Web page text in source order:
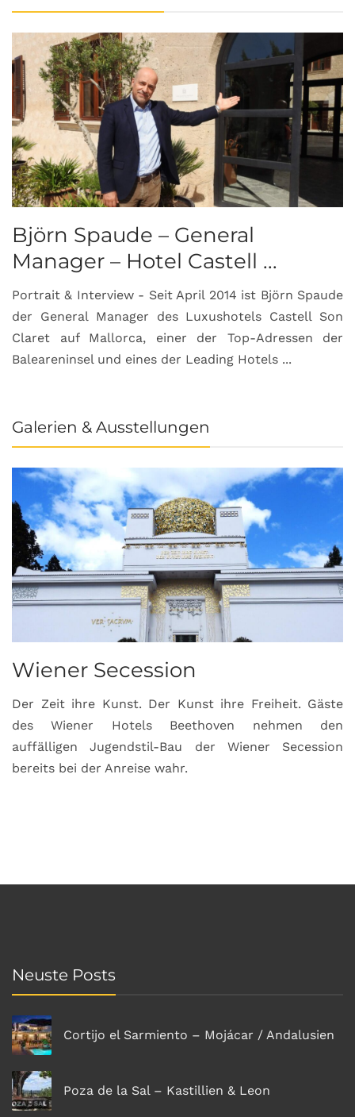
Björn Spaude – General
Manager – Hotel Castell ...
Portrait & Interview - Seit April 2014 ist Björn Spaude
der General Manager des Luxushotels Castell Son
Claret auf Mallorca, einer der Top-Adressen der
Baleareninsel und eines der Leading Hotels ...
Galerien & Ausstellungen
Wiener Secession
Der Zeit ihre Kunst. Der Kunst ihre Freiheit. Gäste
des Wiener Hotels Beethoven nehmen den
auffälligen Jugendstil-Bau der Wiener Secession
bereits bei der Anreise wahr.
Neuste Posts
Cortijo el Sarmiento – Mojácar / Andalusien
Poza de la Sal – Kastillien & Leon